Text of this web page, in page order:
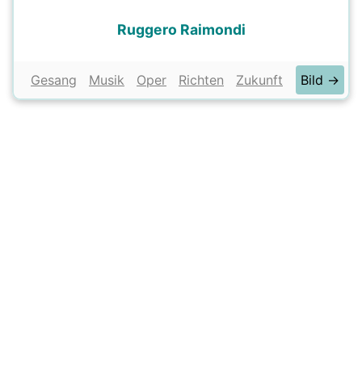
Ruggero Raimondi
Gesang Musik Oper Richten Zukunft Bild →